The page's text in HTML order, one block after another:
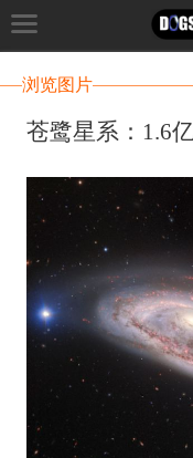
浏览图片
苍鹭星系：1.6